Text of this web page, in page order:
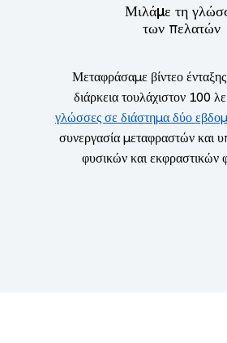
Μιλάμε τη
των πελατών
Μεταφράσαμε βίντεο
διάρκεια τουλάχιστον 100
γλώσσες σε διάστημα δύο
συνεργασία μεταφραστών και
φυσικών και